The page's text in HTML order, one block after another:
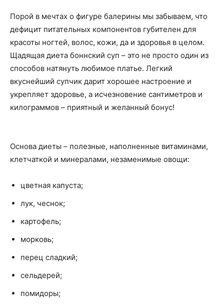
Порой в мечтах о фигуре балерины мы забываем, что
дефицит питательных компонентов губителен для
красоты ногтей, волос, кожи, да и здоровья в целом.
Щадящая диета боннский суп – это не просто один из
способов натянуть любимое платье. Легкий
вкуснейший супчик дарит хорошее настроение и
укрепляет здоровье, а исчезновение сантиметров и
килограммов – приятный и желанный бонус!
Основа диеты – полезные, наполненные витаминами,
клетчаткой и минералами, незаменимые овощи:
цветная капуста;
лук, чеснок;
картофель;
морковь;
перец сладкий;
сельдерей;
помидоры;